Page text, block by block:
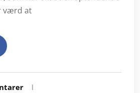
værd at
I